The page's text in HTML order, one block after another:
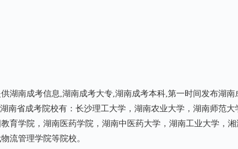
湖南成考信息,湖南成考大专,湖南成考本科,第一时间发布湖南
南省成考院校有：长沙理工大学，湖南农业大学，湖南师范大
育学院，湖南医药学院，湖南中医药大学，湖南工业大学，湘
流管理学院等院校。